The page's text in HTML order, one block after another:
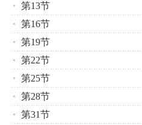
第13节
第16节
第19节
第22节
第25节
第28节
第31节